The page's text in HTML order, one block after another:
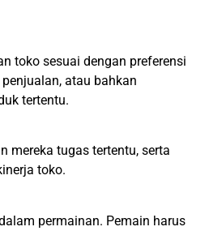
toko sesuai dengan preferensi
atau bahkan
tertentu.
mereka tugas tertentu, serta
toko.
permainan. Pemain harus